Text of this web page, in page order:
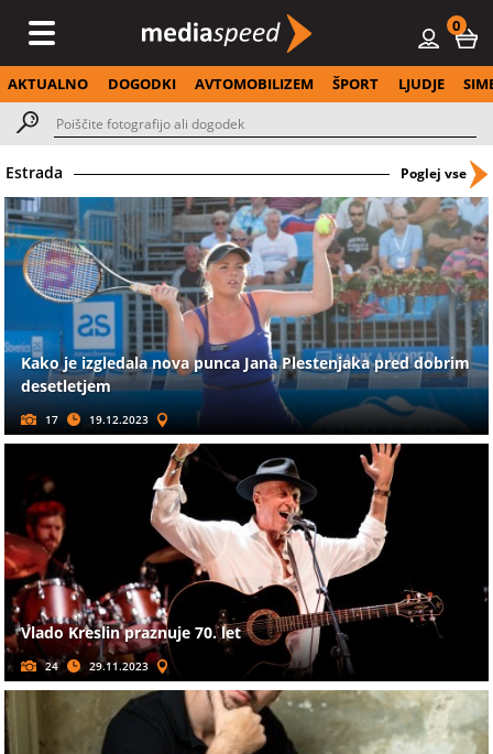
0
AKTUALNO DOGODKI AVTOMOBILIZEM ŠPORT LJUDJE
Estrada Poglej vse
Kako je izgledala nova punca Jana Plestenjaka pred dobrim
desetletjem
17 19.12.2023
Vlado Kreslin praznuje 70. let
24 29.11.2023